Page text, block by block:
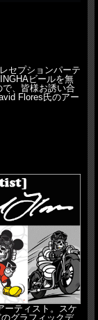
セプションパーテ
ビールを無
、皆様お誘い合
Flores氏のアー
ーティスト。スケ
グラフィックデ